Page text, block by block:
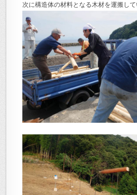
次に構造体の材料となる木材を運搬して